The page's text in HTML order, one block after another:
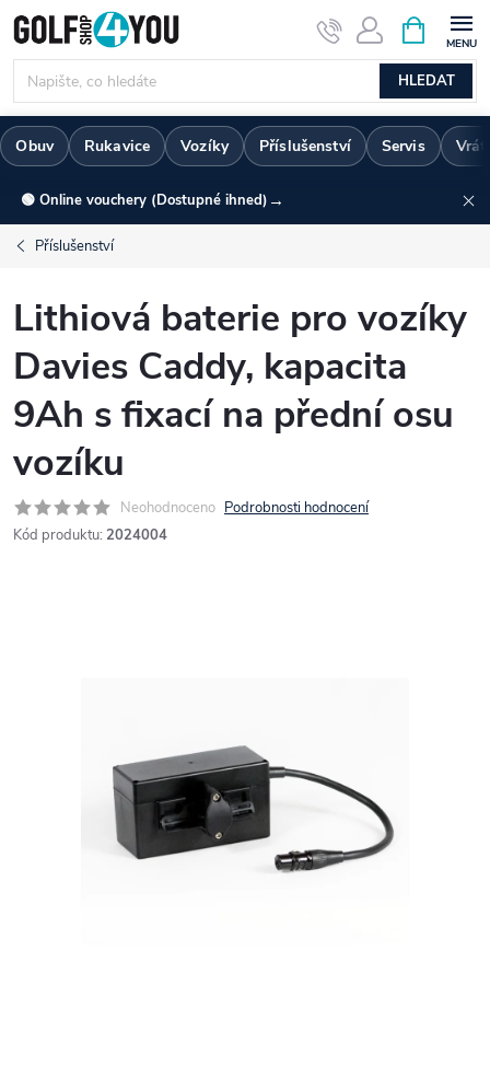
Přejít
na
obsah
HLEDAT
NÁKUPNÍ
KOŠÍK
Obuv Rukavice Vozíky Příslušenství Servis
🟢 Online vouchery (Dostupné ihned) →
Příslušenství
Lithiová baterie pro vozíky
Davies Caddy, kapacita
9Ah s fixací na přední osu
vozíku
Neohodnoceno Podrobnosti hodnocení
Kód produktu: 2024004